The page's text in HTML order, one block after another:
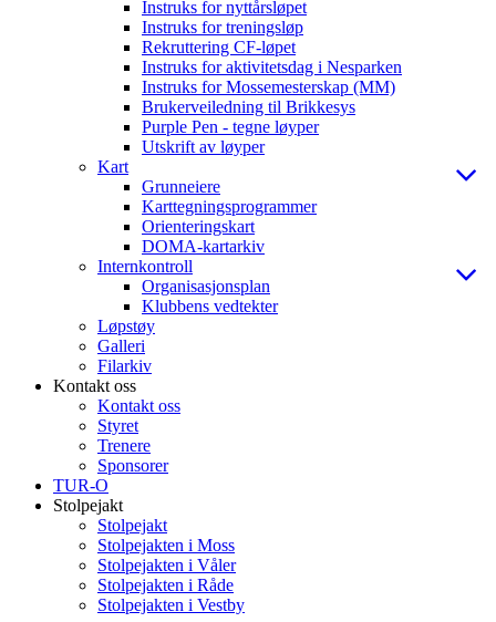
Instruks for nyttårsløpet
Instruks for treningsløp
Rekruttering CF-løpet
Instruks for aktivitetsdag i Nesparken
Instruks for Mossemesterskap (MM)
Brukerveiledning til Brikkesys
Purple Pen - tegne løyper
Utskrift av løyper
Kart
Grunneiere
Karttegningsprogrammer
Orienteringskart
DOMA-kartarkiv
Internkontroll
Organisasjonsplan
Klubbens vedtekter
Løpstøy
Galleri
Filarkiv
Kontakt oss
Kontakt oss
Styret
Trenere
Sponsorer
TUR-O
Stolpejakt
Stolpejakt
Stolpejakten i Moss
Stolpejakten i Våler
Stolpejakten i Råde
Stolpejakten i Vestby